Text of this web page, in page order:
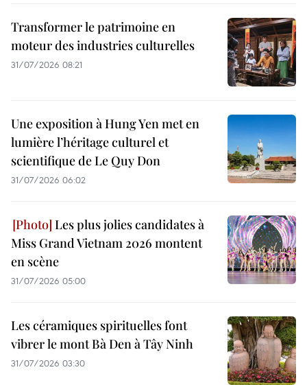
Transformer le patrimoine en
moteur des industries culturelles
31/07/2026 08:21
Une exposition à Hung Yen met en
lumière l’héritage culturel et
scientifique de Le Quy Don
31/07/2026 06:02
Les plus jolies candidates à
Miss Grand Vietnam 2026 montent
en scène
31/07/2026 05:00
Les céramiques spirituelles font
vibrer le mont Bà Den à Tây Ninh
31/07/2026 03:30